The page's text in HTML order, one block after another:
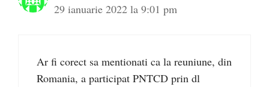
29 ianuarie 2022 la 9:01 pm
Ar fi corect sa mentionati ca la reuniune, din
Romania, a participat PNTCD prin dl